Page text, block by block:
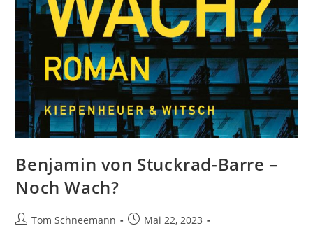
Benjamin von Stuckrad-Barre –
Noch Wach?
Tom Schneemann
Mai 22, 2023